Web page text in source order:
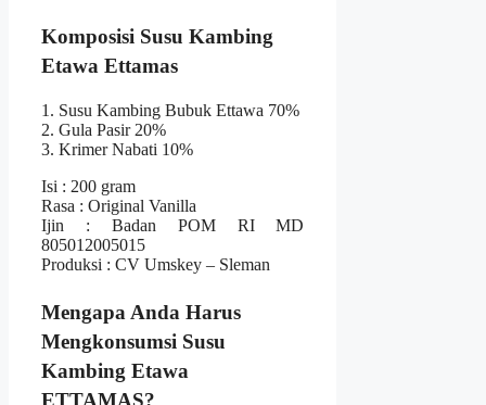
Komposisi Susu Kambing
Etawa Ettamas
1. Susu Kambing Bubuk Ettawa 70%
2. Gula Pasir 20%
3. Krimer Nabati 10%
Isi : 200 gram
Rasa : Original Vanilla
Ijin : Badan POM RI MD
805012005015
Produksi : CV Umskey – Sleman
Mengapa Anda Harus
Mengkonsumsi Susu
Kambing Etawa
ETTAMAS?